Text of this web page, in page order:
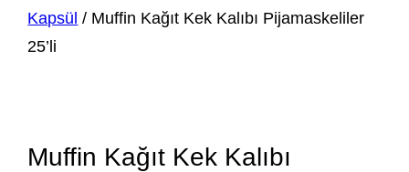
Kapsül / Muffin Kağıt Kek Kalıbı Pijamaskeliler
25’li
Muffin Kağıt Kek Kalıbı